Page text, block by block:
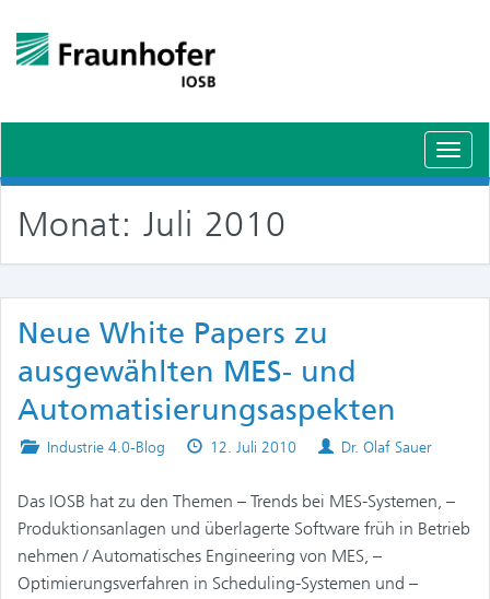
Monat: Juli 2010
Neue White Papers zu
ausgewählten MES- und
Automatisierungsaspekten
Posted
Industrie 4.0-Blog
Published
12. Juli 2010 Authors
Dr. Olaf Sauer
Das IOSB hat zu den Themen – Trends bei MES-Systemen, –
Produktionsanlagen und überlagerte Software früh in Betrieb
nehmen / Automatisches Engineering von MES, –
Optimierungsverfahren in Scheduling-Systemen und –